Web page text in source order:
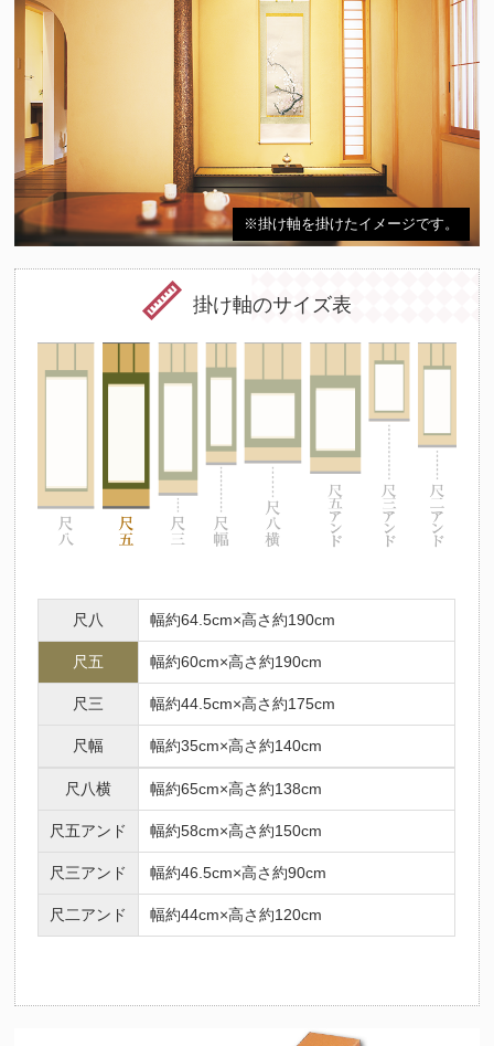
※掛け軸を掛けたイメージです。
掛け軸のサイズ表
尺八 幅約64.5cm×高さ約190cm
尺五 幅約60cm×高さ約190cm
尺三 幅約44.5cm×高さ約175cm
尺幅 幅約35cm×高さ約140cm
尺八横 幅約65cm×高さ約138cm
尺五アンド 幅約58cm×高さ約150cm
尺三アンド 幅約46.5cm×高さ約90cm
尺二アンド 幅約44cm×高さ約120cm